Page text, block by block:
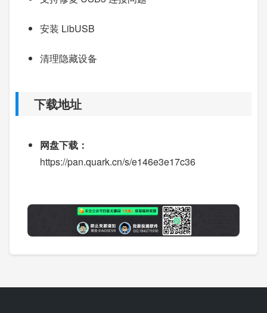
安装 LibUSB
清理隐藏设备
下载地址
网盘下载：
https://pan.quark.cn/s/e146e3e17c36